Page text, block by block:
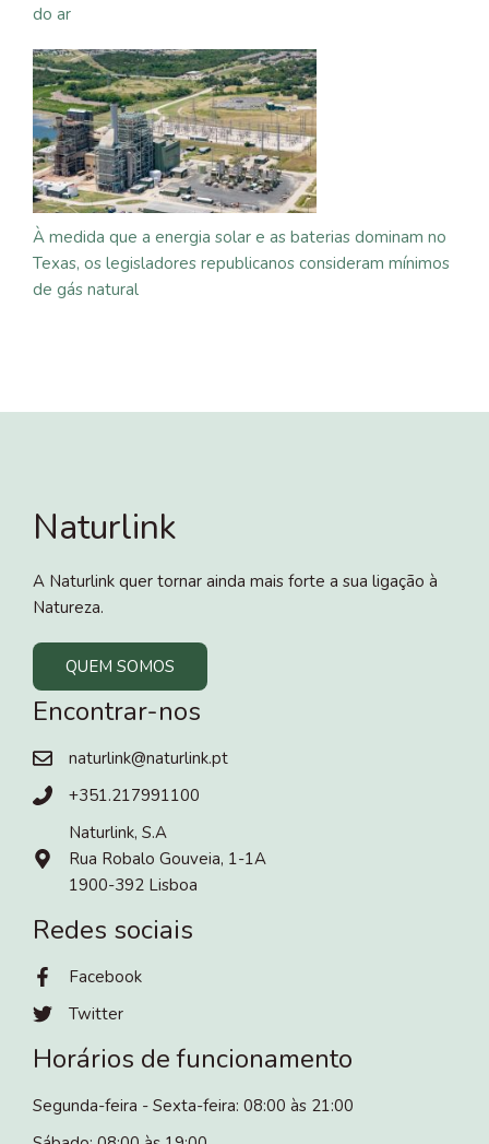
do ar
À medida que a energia solar e as baterias dominam no
Texas, os legisladores republicanos consideram mínimos
de gás natural
Naturlink
A Naturlink quer tornar ainda mais forte a sua ligação à
Natureza.
QUEM SOMOS
Encontrar-nos
naturlink@naturlink.pt
+351.217991100
Naturlink, S.A
Rua Robalo Gouveia, 1-1A
1900-392 Lisboa
Redes sociais
Facebook
Twitter
Horários de funcionamento
Segunda-feira - Sexta-feira: 08:00 às 21:00